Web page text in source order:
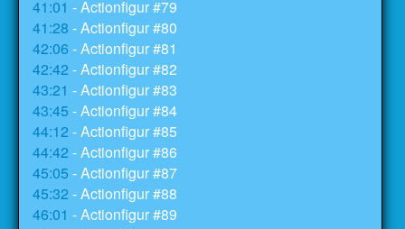
41:01 - Actionfigur #79
41:28 - Actionfigur #80
42:06 - Actionfigur #81
42:42 - Actionfigur #82
43:21 - Actionfigur #83
43:45 - Actionfigur #84
44:12 - Actionfigur #85
44:42 - Actionfigur #86
45:05 - Actionfigur #87
45:32 - Actionfigur #88
46:01 - Actionfigur #89